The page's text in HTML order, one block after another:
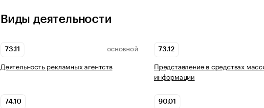
Виды деятельности
73.11 ОСНОВНОЙ
Деятельность рекламных агентств
73.12
Представление в средствах
информации
74.10 90.01